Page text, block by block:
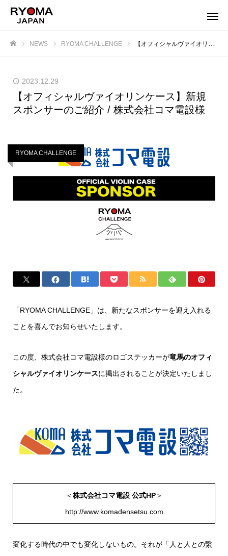
NEWS RYOMA CHALLENGE 【オフィシャルヴァイオリンケース】新規スポンサーのご紹介 / 株式会社コマ電設様
2023.12.29
【オフィシャルヴァイオリンケース】新規
スポンサーのご紹介 / 株式会社コマ電設様
RYOMA CHALLENGE
「RYOMA CHALLENGE」は、新たなスポンサーを迎え入れる
ことを喜んでお知らせいたします。
この度、株式会社コマ電設様のロゴステッカーが竜馬のオフィ
シャルヴァイオリンケースに掲出されることが決定いたしまし
た。
＜株式会社コマ電設 公式HP＞
http://www.komadensetsu.com
変化する時代の中でも変化しないもの。それが「人と人との繋